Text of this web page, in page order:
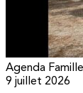
Agenda Famille
9 juillet 2026